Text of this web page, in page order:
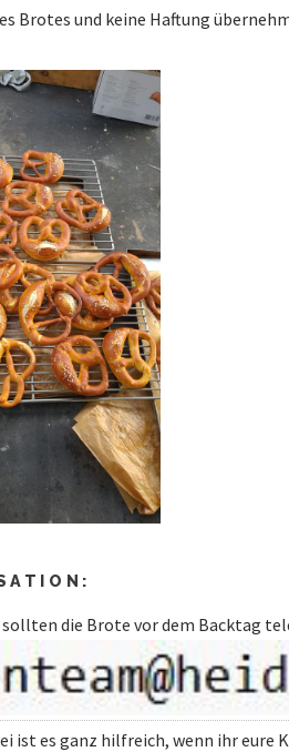
Brotes und keine Haftung
sollten die Brote vor dem Backtag
ist es ganz hilfreich, wenn ihr